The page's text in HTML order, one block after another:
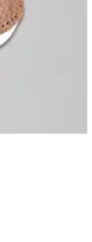
ve seyahat
kılları ve şık
Bileklik ile